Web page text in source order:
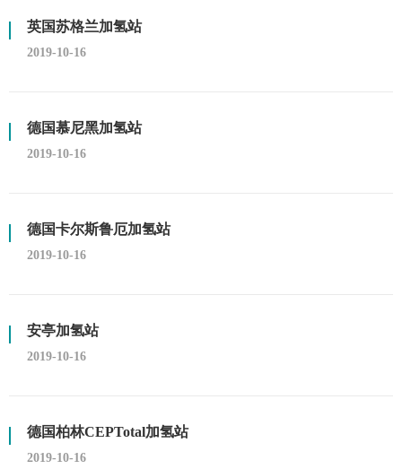
英国苏格兰加氢站
2019-10-16
德国慕尼黑加氢站
2019-10-16
德国卡尔斯鲁厄加氢站
2019-10-16
安亭加氢站
2019-10-16
德国柏林CEPTotal加氢站
2019-10-16